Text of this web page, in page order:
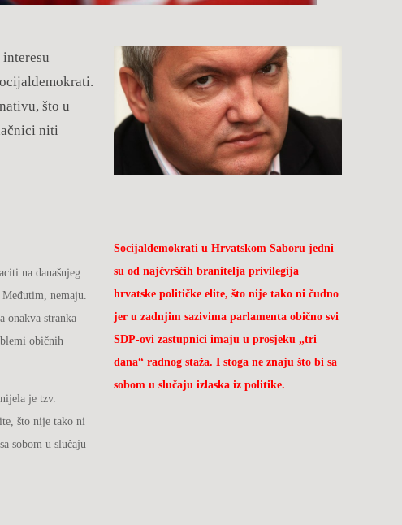
što u
niti
na današnjeg
nemaju.
onakva stranka
običnih
je tzv.
što nije tako ni
sobom u slučaju
Socijaldemokrati u Hrvatskom Saboru jedni
su od najčvršćih branitelja privilegija
hrvatske političke elite, što nije tako ni čudno
jer u zadnjim sazivima parlamenta obično svi
SDP-ovi zastupnici imaju u prosjeku „tri
dana“ radnog staža. I stoga ne znaju što bi sa
sobom u slučaju izlaska iz politike.